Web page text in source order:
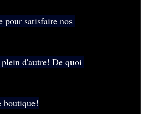
pour satisfaire nos
d'autre! De quoi
boutique!